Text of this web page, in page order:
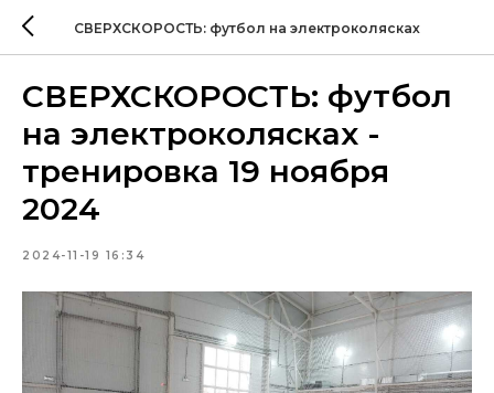
СВЕРХСКОРОСТЬ: футбол на электроколясках
СВЕРХСКОРОСТЬ: футбол
на электроколясках -
тренировка 19 ноября
2024
2024-11-19 16:34